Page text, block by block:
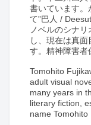
書いています。
て”巴人 /
ノベルのシナ
し、現在は真
す。精神障害者
Tomohito
adult visual
many years in
literary fiction,
name Tomohito